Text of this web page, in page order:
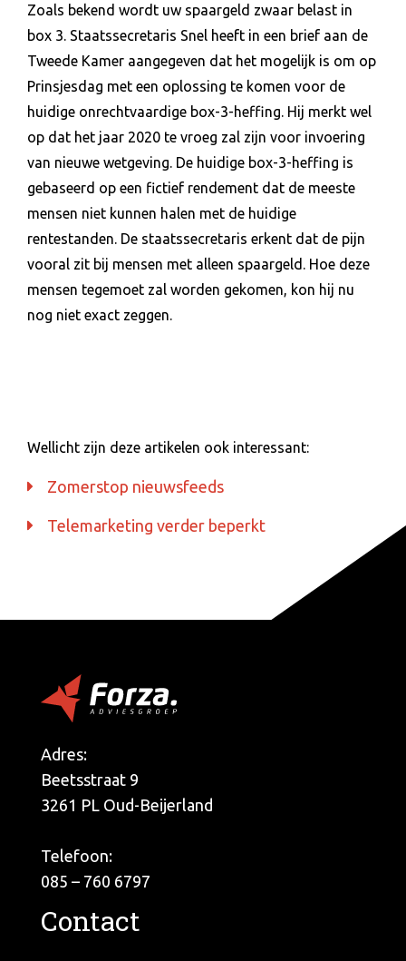
Zoals bekend wordt uw spaargeld zwaar belast in
box 3. Staatssecretaris Snel heeft in een brief aan de
Tweede Kamer aangegeven dat het mogelijk is om op
Prinsjesdag met een oplossing te komen voor de
huidige onrechtvaardige box-3-heffing. Hij merkt wel
op dat het jaar 2020 te vroeg zal zijn voor invoering
van nieuwe wetgeving. De huidige box-3-heffing is
gebaseerd op een fictief rendement dat de meeste
mensen niet kunnen halen met de huidige
rentestanden. De staatssecretaris erkent dat de pijn
vooral zit bij mensen met alleen spaargeld. Hoe deze
mensen tegemoet zal worden gekomen, kon hij nu
nog niet exact zeggen.
Wellicht zijn deze artikelen ook interessant:
Zomerstop nieuwsfeeds
Telemarketing verder beperkt
Adres:
Beetsstraat 9
3261 PL Oud-Beijerland
Telefoon:
085 – 760 6797
Contact